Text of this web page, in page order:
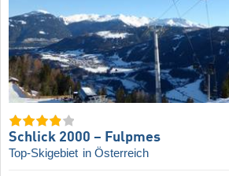
Schlick 2000 – Fulpmes
Top-Skigebiet in Österreich